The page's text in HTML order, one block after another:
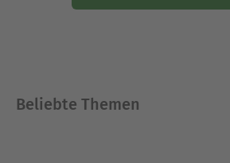
Beliebte Themen